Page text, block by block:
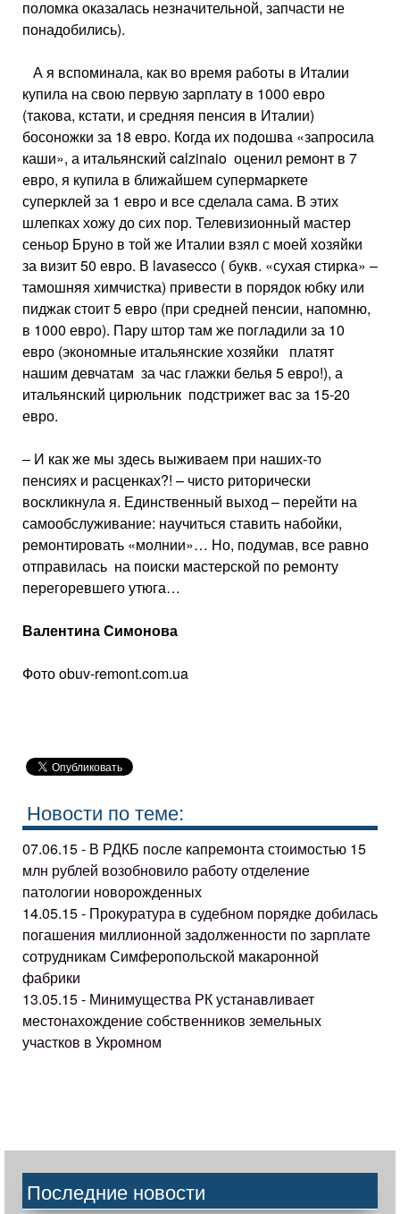
поломка оказалась незначительной, запчасти не
понадобились).
А я вспоминала, как во время работы в Италии
купила на свою первую зарплату в 1000 евро
(такова, кстати, и средняя пенсия в Италии)
босоножки за 18 евро. Когда их подошва «запросила
каши», а итальянский calzinaio оценил ремонт в 7
евро, я купила в ближайшем супермаркете
суперклей за 1 евро и все сделала сама. В этих
шлепках хожу до сих пор. Телевизионный мастер
сеньор Бруно в той же Италии взял с моей хозяйки
за визит 50 евро. В lavasecco ( букв. «сухая стирка» –
тамошняя химчистка) привести в порядок юбку или
пиджак стоит 5 евро (при средней пенсии, напомню,
в 1000 евро). Пару штор там же погладили за 10
евро (экономные итальянские хозяйки платят
нашим девчатам за час глажки белья 5 евро!), а
итальянский цирюльник подстрижет вас за 15-20
евро.
– И как же мы здесь выживаем при наших-то
пенсиях и расценках?! – чисто риторически
воскликнула я. Единственный выход – перейти на
самообслуживание: научиться ставить набойки,
ремонтировать «молнии»… Но, подумав, все равно
отправилась на поиски мастерской по ремонту
перегоревшего утюга…
Валентина Симонова
Фотоobuv-remont.com.ua
Новости по теме:
07.06.15 - В РДКБ после капремонта стоимостью 15
млн рублей возобновило работу отделение
патологии новорожденных
14.05.15 - Прокуратура в судебном порядке добилась
погашения миллионной задолженности по зарплате
сотрудникам Симферопольской макаронной
фабрики
13.05.15 - Минимущества РК устанавливает
местонахождение собственников земельных
участков в Укромном
Последние новости